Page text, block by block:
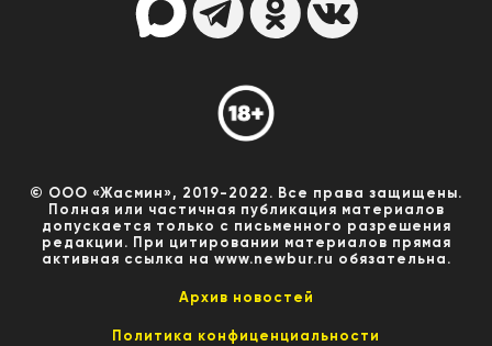
© ООО «Жасмин», 2019-2022. Все права защищены.
Полная или частичная публикация материалов
допускается только с письменного разрешения
редакции. При цитировании материалов прямая
активная ссылка на www.newbur.ru обязательна.
Архив новостей
Политика конфиценциальности